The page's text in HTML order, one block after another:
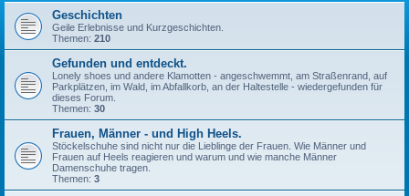
Geschichten
Geile Erlebnisse und Kurzgeschichten.
Themen: 210
Gefunden und entdeckt.
Lonely shoes und andere Klamotten - angeschwemmt, am Straßenrand, auf
Parkplätzen, im Wald, im Abfallkorb, an der Haltestelle - wiedergefunden für
dieses Forum.
Themen: 30
Frauen, Männer - und High Heels.
Stöckelschuhe sind nicht nur die Lieblinge der Frauen. Wie Männer und
Frauen auf Heels reagieren und warum und wie manche Männer
Damenschuhe tragen.
Themen: 3